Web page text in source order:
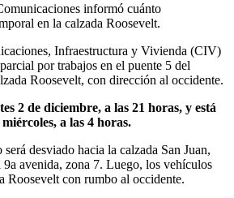
informó cuánto
en la calzada Roosevelt.
Infraestructura y Vivienda (CIV)
por trabajos en el puente 5 del
Roosevelt, con dirección al occidente.
2 de diciembre, a las 21 horas, y está
a las 4 horas.
desviado hacia la calzada San Juan,
9a avenida, zona 7. Luego, los vehículos
Roosevelt con rumbo al occidente.